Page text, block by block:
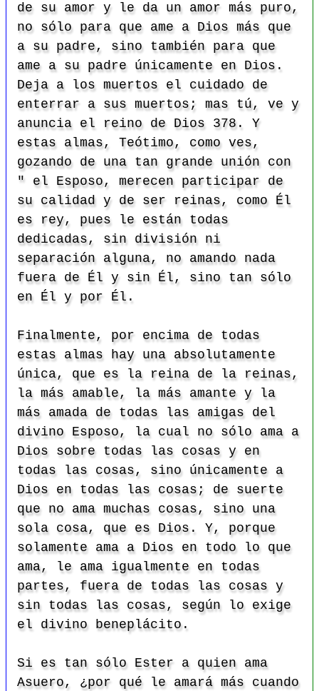
de su amor y le da un amor más puro,
no sólo para que ame a Dios más que
a su padre, sino también para que
ame a su padre únicamente en Dios.
Deja a los muertos el cuidado de
enterrar a sus muertos; mas tú, ve y
anuncia el reino de Dios 378. Y
estas almas, Teótimo, como ves,
gozando de una tan grande unión con
" el Esposo, merecen participar de
su calidad y de ser reinas, como Él
es rey, pues le están todas
dedicadas, sin división ni
separación alguna, no amando nada
fuera de Él y sin Él, sino tan sólo
en Él y por Él.
Finalmente, por encima de todas
estas almas hay una absolutamente
única, que es la reina de la reinas,
la más amable, la más amante y la
más amada de todas las amigas del
divino Esposo, la cual no sólo ama a
Dios sobre todas las cosas y en
todas las cosas, sino únicamente a
Dios en todas las cosas; de suerte
que no ama muchas cosas, sino una
sola cosa, que es Dios. Y, porque
solamente ama a Dios en todo lo que
ama, le ama igualmente en todas
partes, fuera de todas las cosas y
sin todas las cosas, según lo exige
el divino beneplácito.
Si es tan sólo Ester a quien ama
Asuero, ¿por qué le amará más cuando